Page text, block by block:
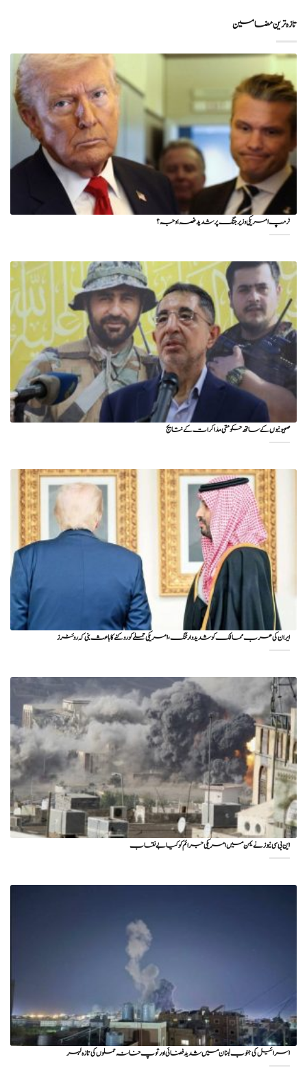
تازہ ترین مضامین
ٹرمپ امریکی وزیر جنگ پر شدید غصہ؛ وجہ ؟
صہیونیوں کے ساتھ حکومتی مذاکرات کے نتایج
ایران کی عرب ممالک کو شدید وارننگ، امریکی حملے کو روکنے کا باعث بنی کہ روئٹرز
این بی سی نیوز نے یمن میں امریکی جرائم کو کیا بے نقاب
اسرائیل کی جنوب لبنان میں شدید فضائی اور توپ خانہ حملوں کی تازہ لہر